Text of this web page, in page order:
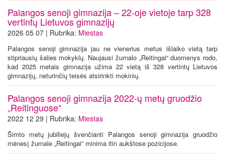
Palangos senoji gimnazija – 22-oje vietoje tarp 328
vertintų Lietuvos gimnazijų
2026 05 07 | Rubrika: Miestas
Palangos senoji gimnazija jau ne vienerius metus išlaiko vietą tarp
stipriausių šalies mokyklų. Naujausi žurnalo „Reitingai“ duomenys rodo,
kad 2025 metais gimnazija užima 22 vietą iš 328 vertintų Lietuvos
gimnazijų, neturinčių teisės atsirinkti mokinių.
Palangos senoji gimnazija 2022-ų metų gruodžio
„Reitinguose“
2022 12 29 | Rubrika: Miestas
Šimto metų jubiliejų švenčianti Palangos senoji gimnazija gruodžio
mėnesį žurnale „Reitingai“ minima itin aukštose pozicijose.